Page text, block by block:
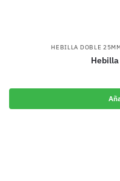
HEBILLA DOBLE